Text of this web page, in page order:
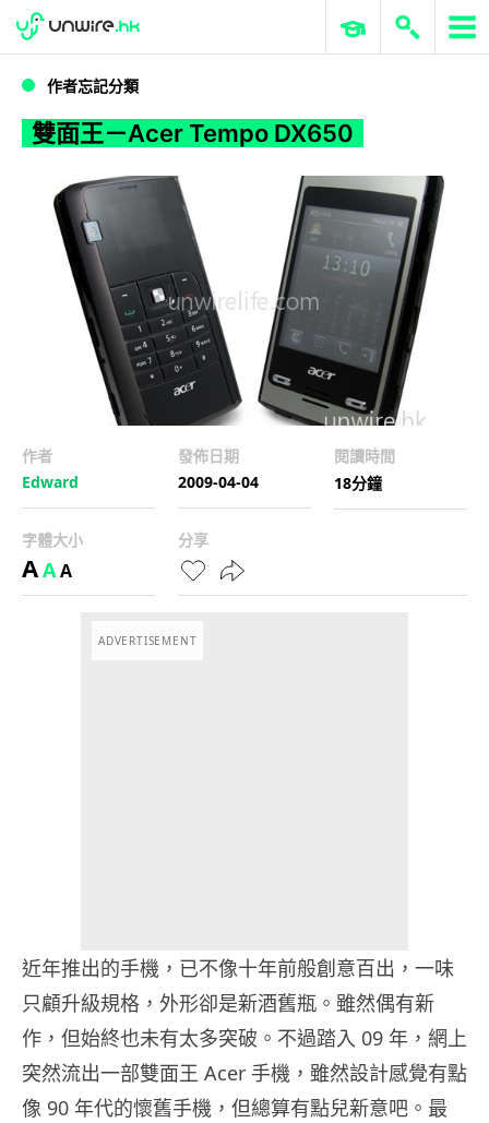
雙面王－Acer Tempo DX650
WWDC 2026 ERP 與商業 AI
作者忘記分類
雙面王－Acer Tempo DX650
作者
Edward
發佈日期
2009-04-04
閱讀時間
18分鐘
字體大小
AAA
分享
ADVERTISEMENT
近年推出的手機，已不像十年前般創意百出，一味
只顧升級規格，外形卻是新酒舊瓶。雖然偶有新
作，但始終也未有太多突破。不過踏入 09 年，網上
突然流出一部雙面王 Acer 手機，雖然設計感覺有點
像 90 年代的懷舊手機，但總算有點兒新意吧。最